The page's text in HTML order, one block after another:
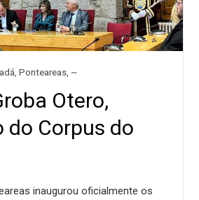
,Ponteareas ~
Otero,
do Corpus do
inaugurou oficialmente os